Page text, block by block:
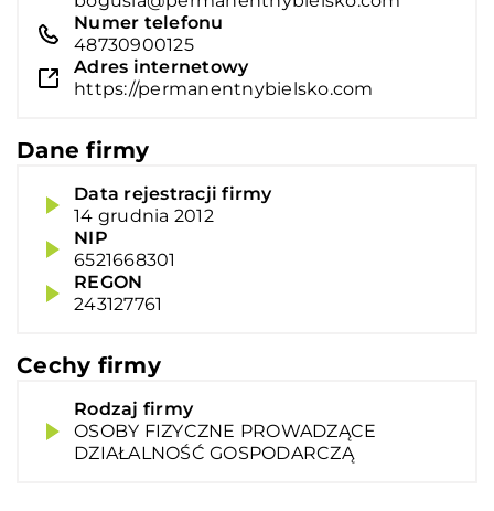
Numer telefonu
48730900125
Adres internetowy
https://permanentnybielsko.com
Dane firmy
Data rejestracji firmy
14 grudnia 2012
NIP
6521668301
REGON
243127761
Cechy firmy
Rodzaj firmy
OSOBY FIZYCZNE PROWADZĄCE
DZIAŁALNOŚĆ GOSPODARCZĄ